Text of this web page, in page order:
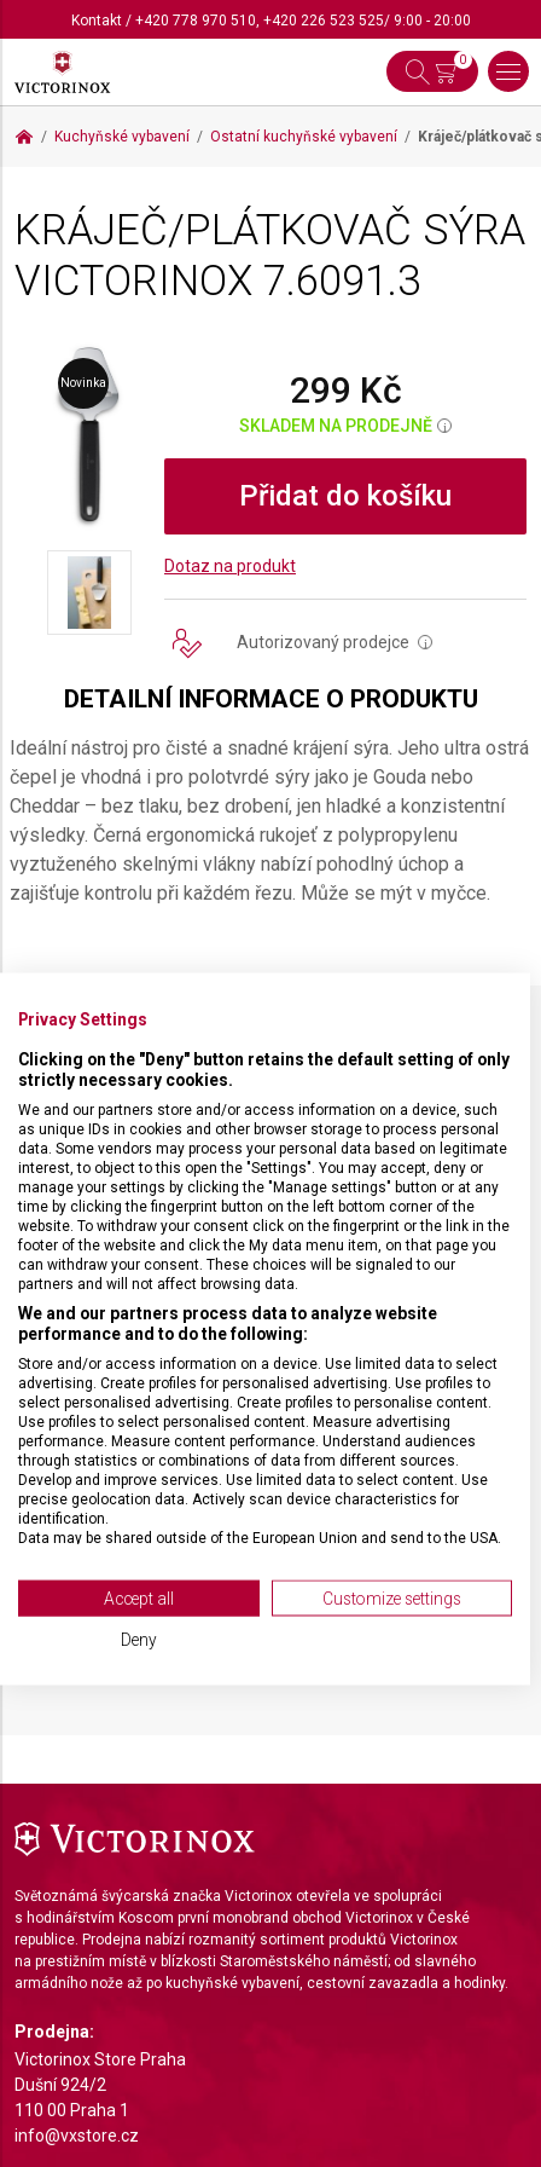
Kontakt/ +420 778 970 510, +420 226 523 525/ 9:00 - 20:00
0
Kuchyňské vybavení Ostatní kuchyňské vybavení Kráječ/plátkovač
KRÁJEČ/PLÁTKOVAČ SÝRA
VICTORINOX 7.6091.3
Novinka 299 Kč
SKLADEM NA PRODEJNĚ i
Přidat do košíku
Dotaz na produkt
Autorizovaný prodejce i
DETAILNÍ INFORMACE O PRODUKTU
Ideální nástroj pro čisté a snadné krájení sýra. Jeho ultra ostrá
čepel je vhodná i pro polotvrdé sýry jako je Gouda nebo
Cheddar – bez tlaku, bez drobení, jen hladké a konzistentní
výsledky. Černá ergonomická rukojeť z polypropylenu
vyztuženého skelnými vlákny nabízí pohodlný úchop a
zajišťuje kontrolu při každém řezu. Může se mýt v myčce.
SPECIFIKACE PRODUKTU
DRUH ZBOŽÍ Kuchyňské vybavení
ZÁRUKA 24 měsíců
HMOTNOST 64 g
TYP OSTŘÍ Rovné
MATERIÁL RUKOJETI Polypropylen (PP)
VELIKOST
BARVA Černá
DOPLŇKOVÁ BARVA
Světoznámá švýcarská značka Victorinox otevřela ve spolupráci
s hodinářstvím Koscom první monobrand obchod Victorinox v České
republice. Prodejna nabízí rozmanitý sortiment produktů Victorinox
na prestižním místě v blízkosti Staroměstského náměstí; od slavného
armádního nože až po kuchyňské vybavení, cestovní zavazadla a hodinky.
Prodejna:
Victorinox Store Praha
Dušní 924/2
110 00 Praha 1
info@vxstore.cz
Privacy Settings
Clicking on the "Deny" button retains the default setting of only
strictly necessary cookies.
We and our partners store and/or access information on a device, such
as unique IDs in cookies and other browser storage to process personal
data. Some vendors may process your personal data based on legitimate
interest, to object to this open the "Settings". You may accept, deny or
manage your settings by clicking the "Manage settings" button or at any
time by clicking the fingerprint button on the left bottom corner of the
website. To withdraw your consent click on the fingerprint or the link in the
footer of the website and click the My data menu item, on that page you
can withdraw your consent. These choices will be signaled to our
partners and will not affect browsing data.
We and our partners process data to analyze website
performance and to do the following:
Store and/or access information on a device. Use limited data to select
advertising. Create profiles for personalised advertising. Use profiles to
select personalised advertising. Create profiles to personalise content.
Use profiles to select personalised content. Measure advertising
performance. Measure content performance. Understand audiences
through statistics or combinations of data from different sources.
Develop and improve services. Use limited data to select content. Use
precise geolocation data. Actively scan device characteristics for
identification.
Data may be shared outside of the European Union and send to the USA.
View Partner List (2 IAB Vendors)
We use your data for the following purposes:
Use profiles to select personalised
Create profiles to personalise content
Use profiles to select personalised content
Measure content performance
Understand audiences through statistics or
combinations of data from different sources
Accept all Customize settings
Deny